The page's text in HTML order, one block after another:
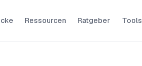
Ressourcen Ratgeber Tools